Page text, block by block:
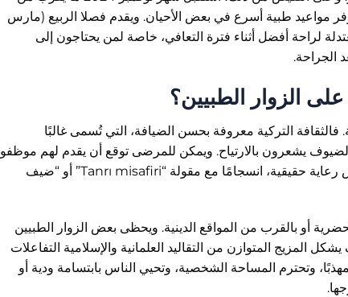
توفر مواعيد طبية أسرع في بعض الأحيان. ويقدم فصلا الربيع (مارس
لراحة أفضل أثناء فترة التعافي، خاصة لمن يحتاجون إلى
الجراحة.
على الزوار الطبيين؟
فالثقافة التركية معروفة بحسن الضيافة، التي تُسمى غالبًا
يشعرون بالارتياح. ويمكن للمرضى توقع أن يقدم لهم موظفو
المستشفى الشاي أو بعض المبادرات البسيطة التي تعكس رعاية حقيقية، انسجامًا مع مقولة “Tanrı misafiri” أو “ضيف
أو بالقرب من المواقع الدينية. ويحظى بعض الزوار الطبيين
المزيج المتوازن من التقاليد العلمانية والإسلامية التفاعلات
وتحترم المساحة الشخصية، وتحيي الناس بابتسامة ودية أو